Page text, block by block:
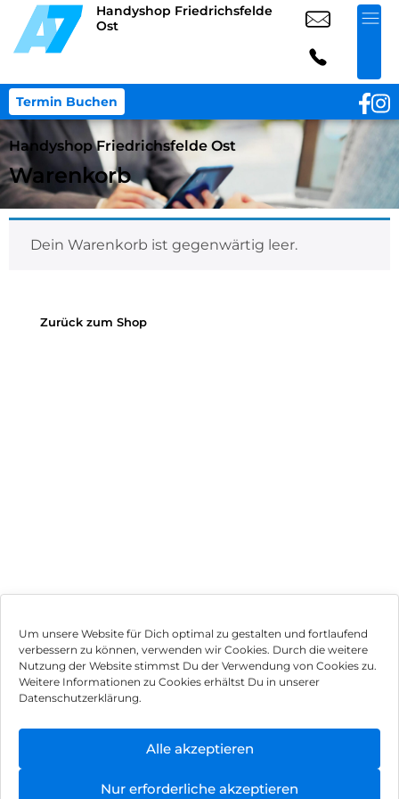
Um unsere Website für Dich optimal zu gestalten und fortlaufend
verbessern zu können, verwenden wir Cookies. Durch die weitere
Nutzung der Website stimmst Du der Verwendung von Cookies zu.
Weitere Informationen zu Cookies erhältst Du in unserer
Datenschutzerklärung.
Alle akzeptieren
Nur erforderliche akzeptieren
Handyshop Friedrichsfelde
Ost
Termin Buchen
Handyshop Friedrichsfelde Ost
Warenkorb
Dein Warenkorb ist gegenwärtig leer.
Zurück zum Shop
Impressum
Können wir Dir behilflich sein?